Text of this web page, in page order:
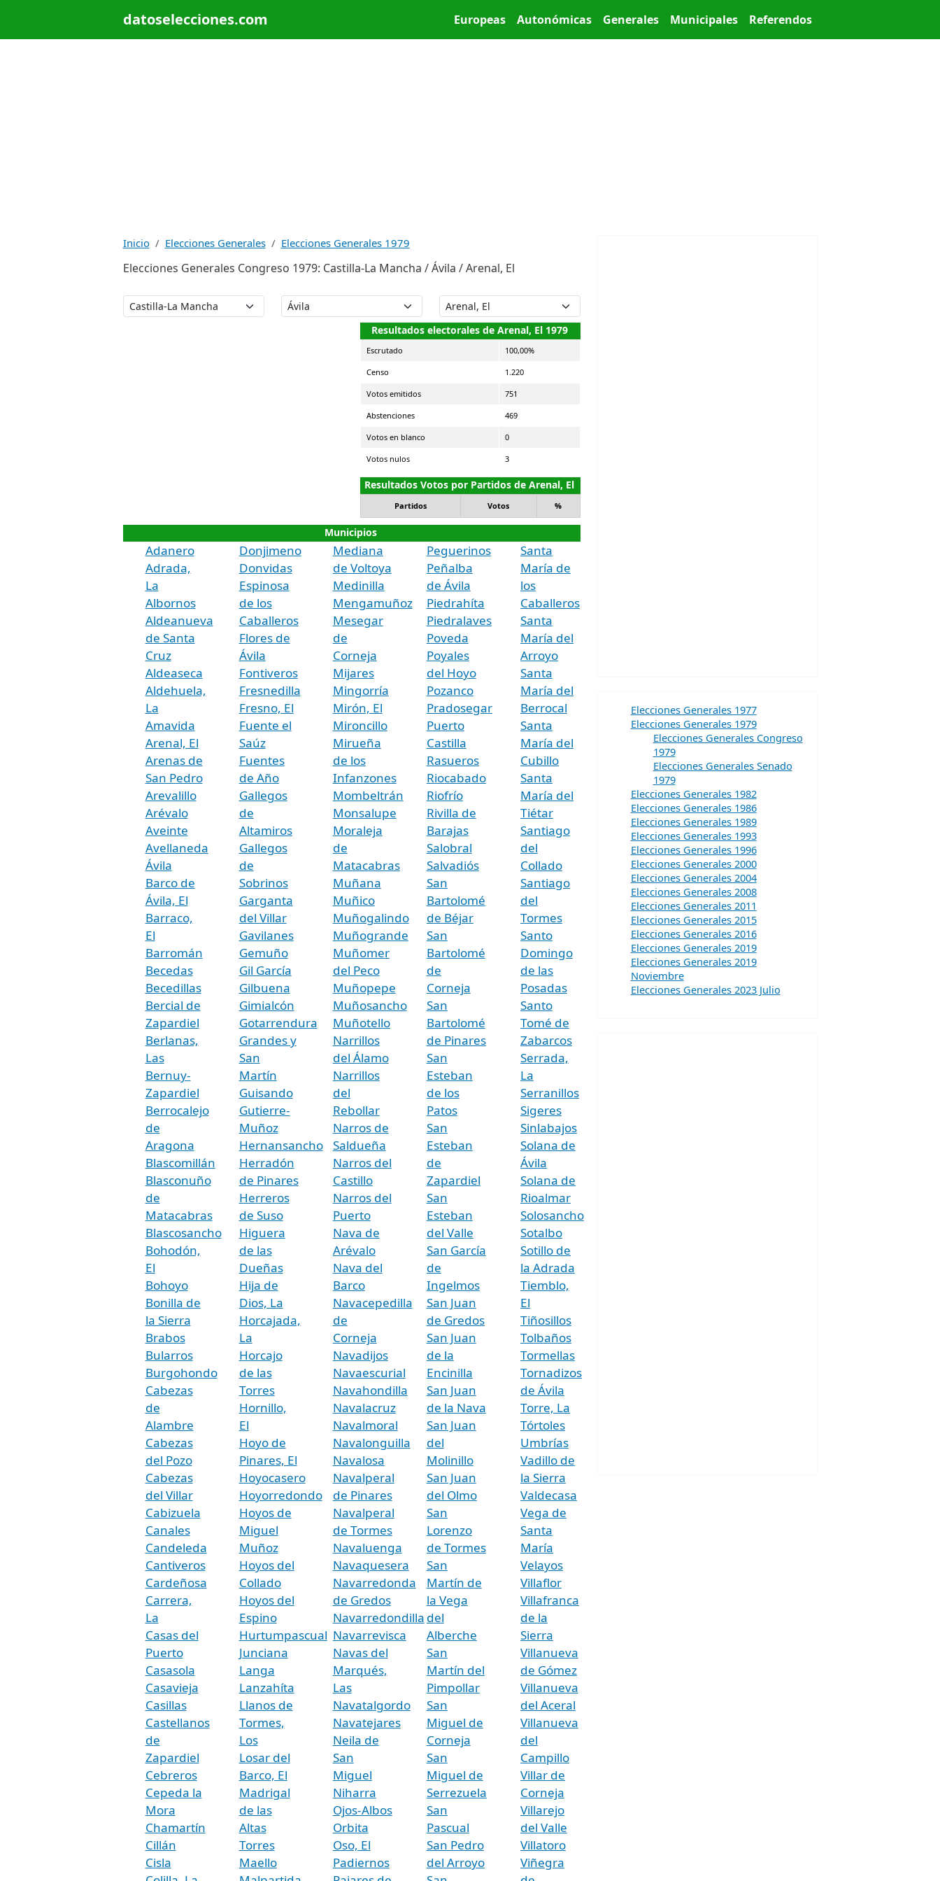
datoselecciones.com Main menu
Europeas Autonómicas Generales Municipales Referendos
Inicio Elecciones Generales Elecciones Generales 1979
Elecciones Generales Congreso 1979: Castilla-La Mancha / Ávila / Arenal, El
Resultados electorales de Arenal, El 1979
Escrutado 100,00%
Censo 1.220
Votos emitidos 751
Abstenciones 469
Votos en blanco 0
Votos nulos 3
Resultados Votos por Partidos de Arenal, El
Partidos Votos %
Municipios
Adanero
Adrada,
La
Albornos
Aldeanueva
de Santa
Cruz
Aldeaseca
Aldehuela,
La
Amavida
Arenal, El
Arenas de
San Pedro
Arevalillo
Arévalo
Aveinte
Avellaneda
Ávila
Barco de
Ávila, El
Barraco,
El
Barromán
Becedas
Becedillas
Bercial de
Zapardiel
Berlanas,
Las
Bernuy-
Zapardiel
Berrocalejo
de
Aragona
Blascomillán
Blasconuño
de
Matacabras
Blascosancho
Bohodón,
El
Bohoyo
Bonilla de
la Sierra
Brabos
Bularros
Burgohondo
Cabezas
de
Alambre
Cabezas
del Pozo
Cabezas
del Villar
Cabizuela
Canales
Candeleda
Cantiveros
Cardeñosa
Carrera,
La
Casas del
Puerto
Casasola
Casavieja
Casillas
Castellanos
de
Zapardiel
Cebreros
Cepeda la
Mora
Chamartín
Cillán
Cisla
Donjimeno
Donvidas
Espinosa
de los
Caballeros
Flores de
Ávila
Fontiveros
Fresnedilla
Fresno, El
Fuente el
Saúz
Fuentes
de Año
Gallegos
de
Altamiros
Gallegos
de
Sobrinos
Garganta
del Villar
Gavilanes
Gemuño
Gil García
Gilbuena
Gimialcón
Gotarrendura
Grandes y
San
Martín
Guisando
Gutierre-
Muñoz
Hernansancho
Herradón
de Pinares
Herreros
de Suso
Higuera
de las
Dueñas
Hija de
Dios, La
Horcajada,
La
Horcajo
de las
Torres
Hornillo,
El
Hoyo de
Pinares, El
Hoyocasero
Hoyorredondo
Hoyos de
Miguel
Muñoz
Hoyos del
Collado
Hoyos del
Espino
Hurtumpascual
Junciana
Langa
Lanzahíta
Llanos de
Tormes,
Los
Losar del
Barco, El
Madrigal
de las
Altas
Torres
Maello
Mediana
de Voltoya
Medinilla
Mengamuñoz
Mesegar
de
Corneja
Mijares
Mingorría
Mirón, El
Mironcillo
Mirueña
de los
Infanzones
Mombeltrán
Monsalupe
Moraleja
de
Matacabras
Muñana
Muñico
Muñogalindo
Muñogrande
Muñomer
del Peco
Muñopepe
Muñosancho
Muñotello
Narrillos
del Álamo
Narrillos
del
Rebollar
Narros de
Saldueña
Narros del
Castillo
Narros del
Puerto
Nava de
Arévalo
Nava del
Barco
Navacepedilla
de
Corneja
Navadijos
Navaescurial
Navahondilla
Navalacruz
Navalmoral
Navalonguilla
Navalosa
Navalperal
de Pinares
Navalperal
de Tormes
Navaluenga
Navaquesera
Navarredonda
de Gredos
Navarredondilla
Navarrevisca
Navas del
Marqués,
Las
Navatalgordo
Navatejares
Neila de
San
Miguel
Niharra
Ojos-Albos
Orbita
Oso, El
Padiernos
Peguerinos
Peñalba
de Ávila
Piedrahíta
Piedralaves
Poveda
Poyales
del Hoyo
Pozanco
Pradosegar
Puerto
Castilla
Rasueros
Riocabado
Riofrío
Rivilla de
Barajas
Salobral
Salvadiós
San
Bartolomé
de Béjar
San
Bartolomé
de
Corneja
San
Bartolomé
de Pinares
San
Esteban
de los
Patos
San
Esteban
de
Zapardiel
San
Esteban
del Valle
San García
de
Ingelmos
San Juan
de Gredos
San Juan
de la
Encinilla
San Juan
de la Nava
San Juan
del
Molinillo
San Juan
del Olmo
San
Lorenzo
de Tormes
San
Martín de
la Vega
del
Alberche
San
Martín del
Pimpollar
San
Miguel de
Corneja
San
Miguel de
Serrezuela
San
Pascual
San Pedro
del Arroyo
Santa
María de
los
Caballeros
Santa
María del
Arroyo
Santa
María del
Berrocal
Santa
María del
Cubillo
Santa
María del
Tiétar
Santiago
del
Collado
Santiago
del
Tormes
Santo
Domingo
de las
Posadas
Santo
Tomé de
Zabarcos
Serrada,
La
Serranillos
Sigeres
Sinlabajos
Solana de
Ávila
Solana de
Rioalmar
Solosancho
Sotalbo
Sotillo de
la Adrada
Tiemblo,
El
Tiñosillos
Tolbaños
Tormellas
Tornadizos
de Ávila
Torre, La
Tórtoles
Umbrías
Vadillo de
la Sierra
Valdecasa
Vega de
Santa
María
Velayos
Villaflor
Villafranca
de la
Sierra
Villanueva
de Gómez
Villanueva
del Aceral
Villanueva
del
Campillo
Villar de
Corneja
Villarejo
del Valle
Villatoro
Viñegra
Elecciones Generales 1977
Elecciones Generales 1979
Elecciones Generales Congreso
1979
Elecciones Generales Senado
1979
Elecciones Generales 1982
Elecciones Generales 1986
Elecciones Generales 1989
Elecciones Generales 1993
Elecciones Generales 1996
Elecciones Generales 2000
Elecciones Generales 2004
Elecciones Generales 2008
Elecciones Generales 2011
Elecciones Generales 2015
Elecciones Generales 2016
Elecciones Generales 2019
Elecciones Generales 2019
Noviembre
Elecciones Generales 2023 Julio